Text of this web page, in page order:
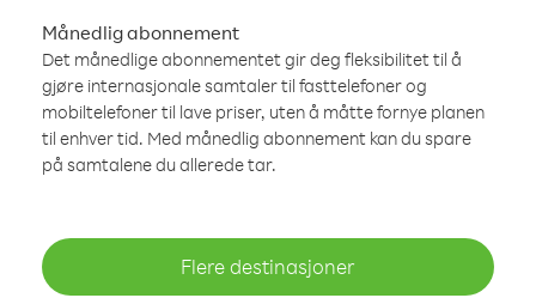
Månedlig abonnement
Det månedlige abonnementet gir deg fleksibilitet til å
gjøre internasjonale samtaler til fasttelefoner og
mobiltelefoner til lave priser, uten å måtte fornye planen
til enhver tid. Med månedlig abonnement kan du spare
på samtalene du allerede tar.
Flere destinasjoner